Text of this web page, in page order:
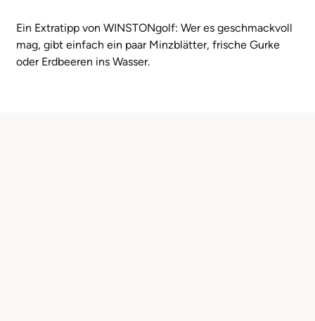
Ein Extratipp von WINSTONgolf: Wer es geschmackvoll
mag, gibt einfach ein paar Minzblätter, frische Gurke
oder Erdbeeren ins Wasser.